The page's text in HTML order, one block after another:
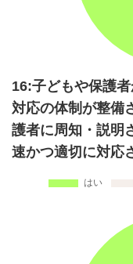
16:子どもや保護者
対応の体制が整備
護者に周知・説明
速かつ適切に対応